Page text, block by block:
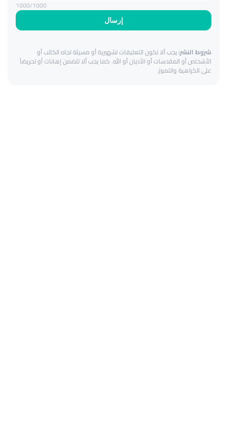
إرسال
1000/1000
شروط النشر:يجب ألا تكون التعليقات تشهيرية أو مسيئة تجاه الكاتب أو
الأشخاص أو المقدسات أو الأديان أو الله. كما يجب ألا تتضمن إهانات أو تحريضاً
على الكراهية والتمييز.